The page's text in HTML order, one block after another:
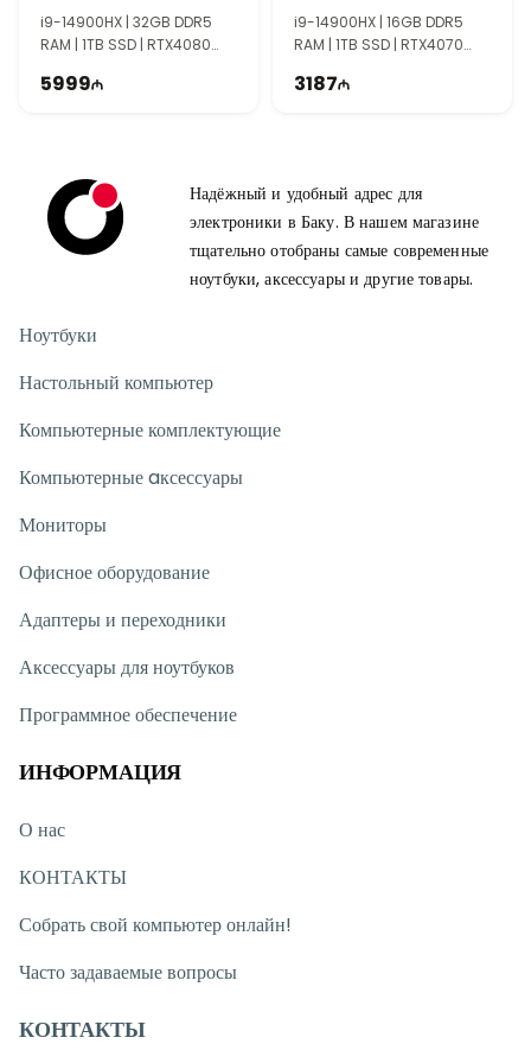
производительный ноутбук. Сочетание Intel Core 5, 16GB
DDR5 RAM, RTX 4050, SSD 512GB и экрана 144Hz
i9-14900HX | 32GB DDR5
RAM | 1TB SSD | RTX4080
5999
NH.QREEM.001
i9-14900HX | 16GB DDR5
RAM | 1TB SSD | RTX4070
3187
Надёжный и удобный адрес для
электроники в Баку. В нашем магазине
тщательно отобраны самые современные
ноутбуки, аксессуары и другие товары.
Ноутбуки
Настольный компьютер
Компьютерные комплектующие
Компьютерные aксессуары
Мониторы
Офисное оборудование
Адаптеры и переходники
Аксессуары для ноутбуков
Программное обеспечение
ИНФОРМАЦИЯ
О нас
КОНТАКТЫ
Собрать свой компьютер онлайн!
Часто задаваемые вопросы
КОНТАКТЫ